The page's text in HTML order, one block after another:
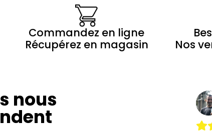
Commandez en ligne
Récupérez en magasin
Nos
nous